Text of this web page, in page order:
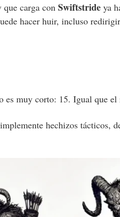
que carga con Swiftstride ya
hacer huir, incluso
muy corto: 15. Igual que el
hechizos tácticos,